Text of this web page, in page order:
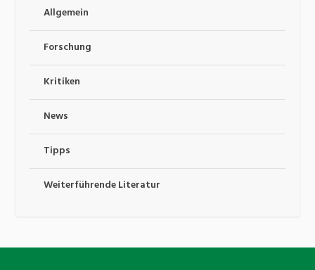
Allgemein
Forschung
Kritiken
News
Tipps
Weiterführende Literatur